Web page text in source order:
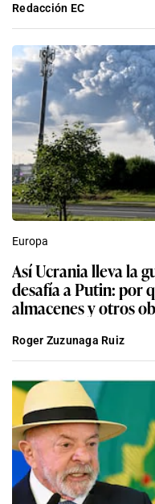
Redacción EC
Europa
Así Ucrania lleva la
desafía a Putin: por
almacenes y otros
Roger Zuzunaga Ruiz